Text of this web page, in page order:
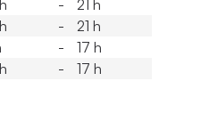
-
21 h
-
21 h
-
17 h
- 17 h